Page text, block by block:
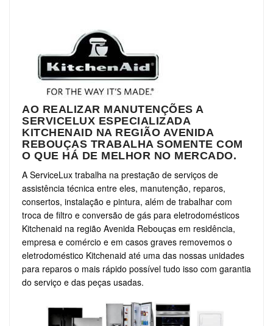
AO REALIZAR MANUTENÇÕES A
SERVICELUX ESPECIALIZADA
KITCHENAID NA REGIÃO AVENIDA
REBOUÇAS TRABALHA SOMENTE COM
O QUE HÁ DE MELHOR NO MERCADO.
A ServiceLux trabalha na prestação de serviços de
assistência técnica entre eles, manutenção, reparos,
consertos, instalação e pintura, além de trabalhar com
troca de filtro e conversão de gás para eletrodomésticos
Kitchenaid na região Avenida Rebouças em residência,
empresa e comércio e em casos graves removemos o
eletrodoméstico Kitchenaid até uma das nossas unidades
para reparos o mais rápido possível tudo isso com garantia
do serviço e das peças usadas.